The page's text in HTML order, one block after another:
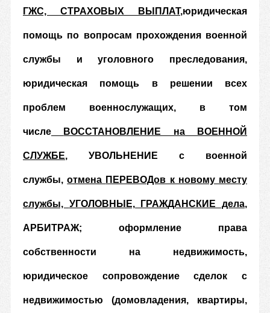
ГЖС, СТРАХОВЫХ ВЫПЛАТ,юридическая
помощь по вопросам прохождения военной
службы и уголовного преследования,
юридическая помощь в решении всех
проблем военнослужащих, в том
числе ВОССТАНОВЛЕНИЕ на ВОЕННОЙ
СЛУЖБЕ, УВОЛЬНЕНИЕ с военной
службы,отмена ПЕРЕВОДов к новому месту
службы, УГОЛОВНЫЕ, ГРАЖДАНСКИЕ дела,
АРБИТРАЖ; оформление права
собственности на недвижимость,
юридическое сопровождение сделок с
недвижимостью (домовладения, квартиры,